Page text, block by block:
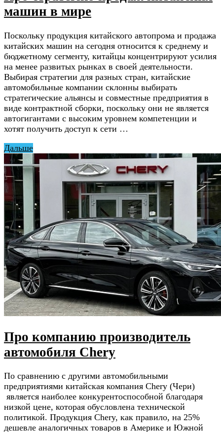
машин в мире
Поскольку продукция китайского автопрома и продажа
китайских машин на сегодня относится к среднему и
бюджетному сегменту, китайцы концентрируют усилия
на менее развитых рынках в своей деятельности.
Выбирая стратегии для разных стран, китайские
автомобильные компании склонны выбирать
стратегические альянсы и совместные предприятия в
виде контрактной сборки, поскольку они не является
автогигантами с высоким уровнем компетенции и
хотят получить доступ к сети …
Дальше
Про компанию производитель
автомобиля Сhery
По сравнению с другими автомобильными
предприятиями китайская компания Chery (Чери)
является наиболее конкурентоспособной благодаря
низкой цене, которая обусловлена технической
политикой. Продукция Chery, как правило, на 25%
дешевле аналогичных товаров в Америке и Южной